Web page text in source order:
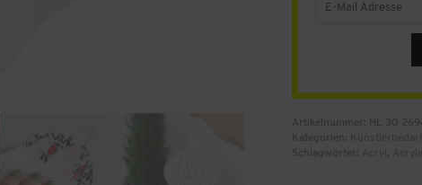
your
waitlist
this
product
Artikelnummer: HL 30
Kategorien:
Schlagwörter:
,